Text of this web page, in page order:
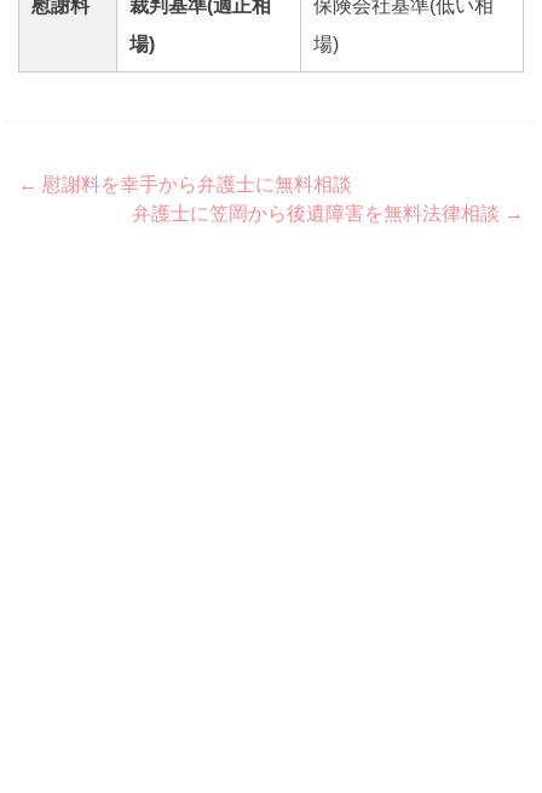
慰謝料
裁判基準(適正相
場)
保険会社基準(低い相
場)
Post
navigation
← 慰謝料を幸手から弁護士に無料相談
弁護士に笠岡から後遺障害を無料法律相談 →